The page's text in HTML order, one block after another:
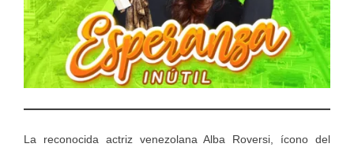
La reconocida actriz venezolana Alba Roversi, ícono del